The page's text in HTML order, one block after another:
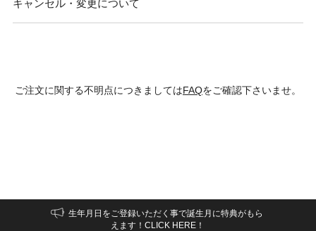
キャンセル・変更について
ご注文に関する不明点につきましてはFAQをご確認下さいませ。
生年月日をご登録いただく事で誕生月に特典がもら
えます！CLICK HERE！